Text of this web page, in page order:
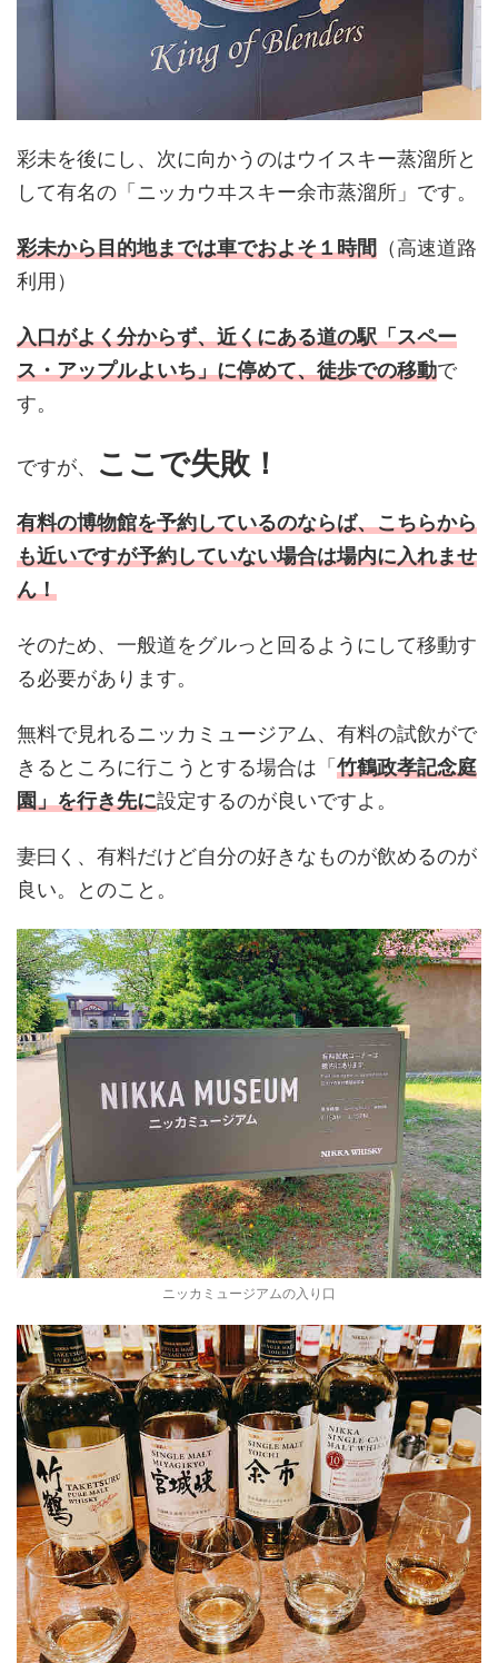
彩未を後にし、次に向かうのはウイスキー蒸溜所と
して有名の「ニッカウヰスキー余市蒸溜所」です。
彩未から目的地までは車でおよそ１時間 （高速道路
利用）
入口がよく分からず、近くにある道の駅「スペー
ス・アップルよいち」に停めて、徒歩での移動で
す。
ですが、 ここで失敗！
有料の博物館を予約しているのならば、こちらから
も近いですが予約していない場合は場内に入れませ
ん！
そのため、一般道をグルっと回るようにして移動す
る必要があります。
無料で見れるニッカミュージアム、有料の試飲がで
きるところに行こうとする場合は「 竹鶴政孝記念庭
園」を行き先に設定するのが良いですよ。
妻曰く、有料だけど自分の好きなものが飲めるのが
良い。とのこと。
ニッカミュージアムの入り口